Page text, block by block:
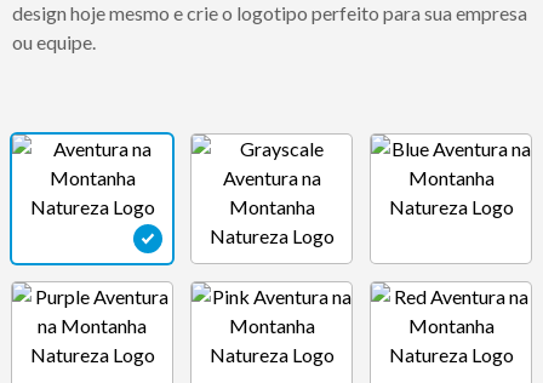
design hoje mesmo e crie o logotipo perfeito para sua empresa
ou equipe.